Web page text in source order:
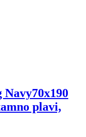
Navy70x190
plavi,